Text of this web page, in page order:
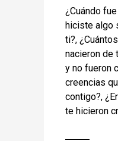
¿Cuándo
hiciste algo
ti?,
nacieron de
y no fueron
creencias
contigo?,
te hicieron